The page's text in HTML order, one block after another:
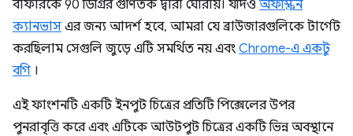
বাফারকে 90 ডিগ্রির গুণিতক দ্বারা ঘোরায়। যদিও অফস্ক্রিন
ক্যানভাস এর জন্য আদর্শ হবে, আমরা যে ব্রাউজারগুলিকে টার্গেট
করছিলাম সেগুলি জুড়ে এটি সমর্থিত নয় এবং Chrome-এ একটু
বগি ।
এই ফাংশনটি একটি ইনপুট চিত্রের প্রতিটি পিক্সেলের উপর
পুনরাবৃত্তি করে এবং এটিকে আউটপুট চিত্রের একটি ভিন্ন অবস্থানে